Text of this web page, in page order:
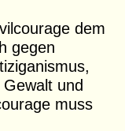
dem
gegen
und
muss